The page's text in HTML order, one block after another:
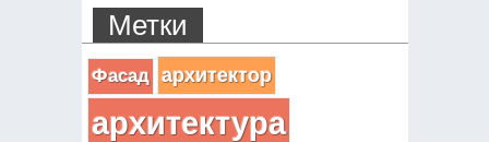
Метки
Фасад архитектор
архитектура